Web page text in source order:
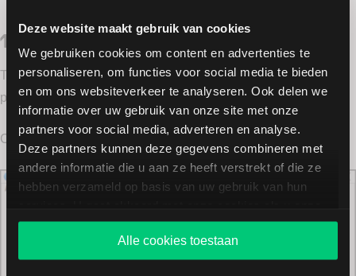
Deze website maakt gebruik van cookies
We gebruiken cookies om content en advertenties te
personaliseren, om functies voor social media te bieden
en om ons websiteverkeer te analyseren. Ook delen we
informatie over uw gebruik van onze site met onze
partners voor social media, adverteren en analyse.
Deze partners kunnen deze gegevens combineren met
andere informatie die u aan ze heeft verstrekt of die ze
hebben verzameld op basis van uw gebruik van hun
website blijft gebruiken.
Alle cookies toestaan
10-year Treasury Bond future (ZN)
Tickgrootte: 1/2 van 1/32 van een punt (0,015625) = $15,625
per tick
Contractmaanden: Maart, juni, september, december.